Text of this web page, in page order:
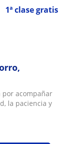
1ª clase gratis
por acompañar
la paciencia y